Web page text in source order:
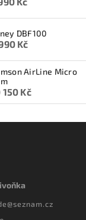
DBF100
Kč
AirLine Micro
150 Kč
@seznam.cz